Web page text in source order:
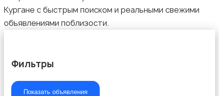
Кургане с быстрым поиском и реальными свежими
объявлениями поблизости.
Фильтры
Показать объявления